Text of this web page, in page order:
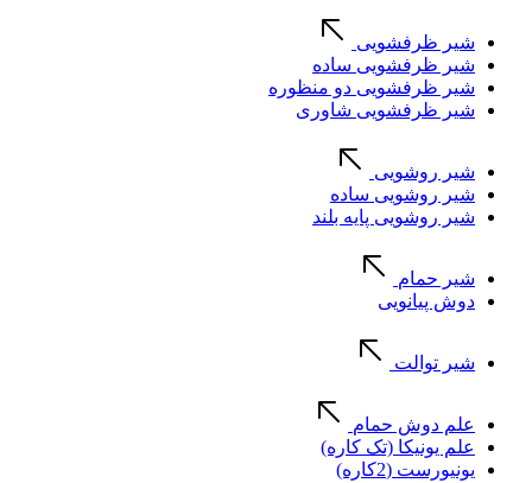
شیر ظرفشویی
شیر ظرفشویی ساده
شیر ظرفشویی دو منظوره
شیر ظرفشویی شاوری
شیر روشویی
شیر روشویی ساده
شیر روشویی پایه بلند
شیر حمام
دوش پیانویی
شیر توالت
علم دوش حمام
علم یونیکا (تک کاره)
یونیورست (2کاره)